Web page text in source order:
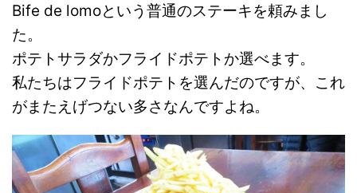
Bife de lomoという普通のステーキを頼みまし
た。
ポテトサラダかフライドポテトか選べます。
私たちはフライドポテトを選んだのですが、これ
がまたえげつない多さなんですよね。